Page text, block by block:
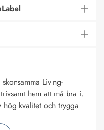
Living-
hem att må bra i.
hög kvalitet och trygga